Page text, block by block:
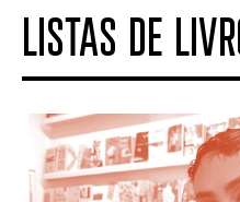
LISTAS DE